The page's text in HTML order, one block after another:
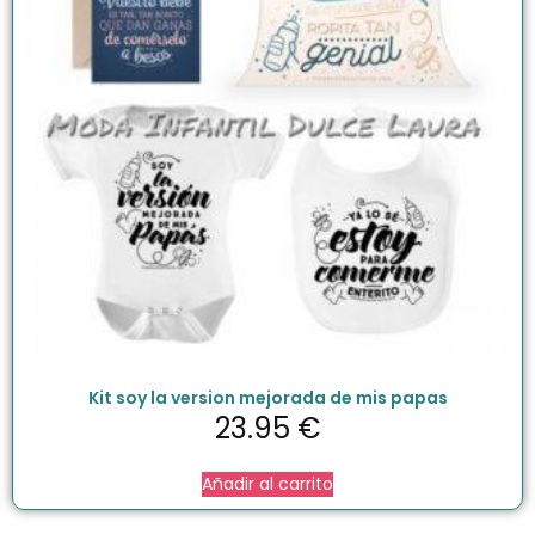
Kit soy la version mejorada de mis papas
23.95 €
Añadir al carrito